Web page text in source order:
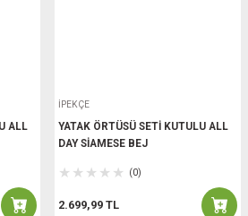
ALL
İPEKÇE
YATAK ÖRTÜSÜ SETİ KUTULU ALL
DAY SİAMESE BEJ
(0)
2.699,99 TL